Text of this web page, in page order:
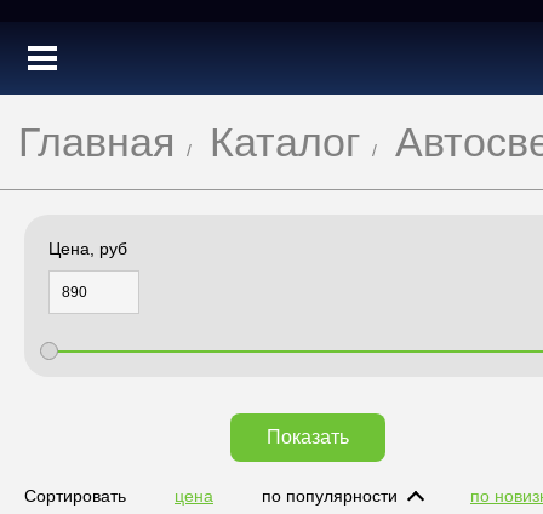
Главная Каталог
Цена, руб
Показать
Сортировать цена по популярности по